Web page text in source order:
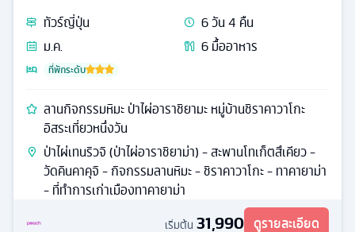
ทัวร์ญี่ปุ่น 5วัน3คืน
ต.ค.
ที่พักระดับ
ฤดูใบไม้ร่วงมาเยือน เที่ยวเกาะเอโนชิมะ ช้อปปิ้งย่านชินจูกุ